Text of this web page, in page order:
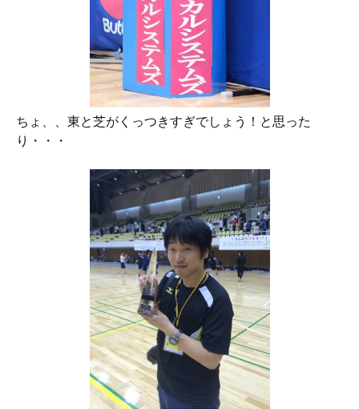
ちょ、、東と芝がくっつきすぎでしょう！と思った
り・・・